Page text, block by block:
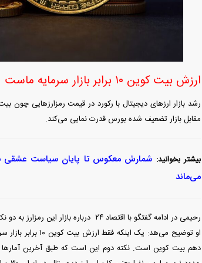
ارزش بیت کوین ۱۰ برابر بازار سرمایه ماست
رشد بازار ارز‌های دیجیتال با رکورد در قیمت رمزارزهایی
مقابل بازار تضعیف شده بورس قدرت نمایی می‌کند.
بیشتر بخوانید: شمارش معکوس تا پایان سیاست عشقی
می‌ماند
رحیمی در ادامه گفتگو با اقتصاد ۲۴ درباره بازار این رمزارز به دو نکته اشاره می‌کند.